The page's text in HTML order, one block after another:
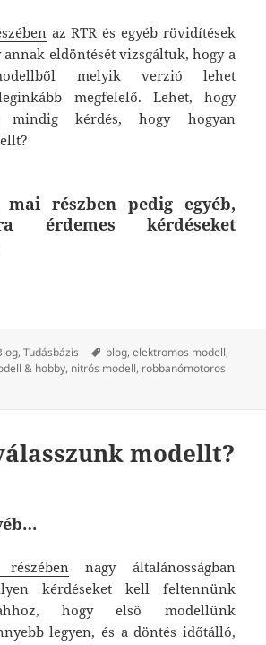
az RTR és egyéb rövidítések
annak eldöntését vizsgáltuk, hogy a
melyik verzió lehet
megfelelő. Lehet, hogy
mindig kérdés, hogy hogyan
részben pedig egyéb,
érdemes kérdéseket
modellt? – 4., befejező rész
,Tudásbázis Címke
blog,elektromos modell,
& hobby, nitrós modell, robbanómotoros
modellt?
nagy általánosságban
kérdéseket kell feltennünk
hogy első modellünk
legyen, és a döntés időtálló,